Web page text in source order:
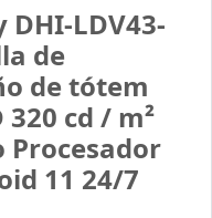
DHI-LDV43-
de
de tótem
320 cd / m²
Procesador
11 24/7